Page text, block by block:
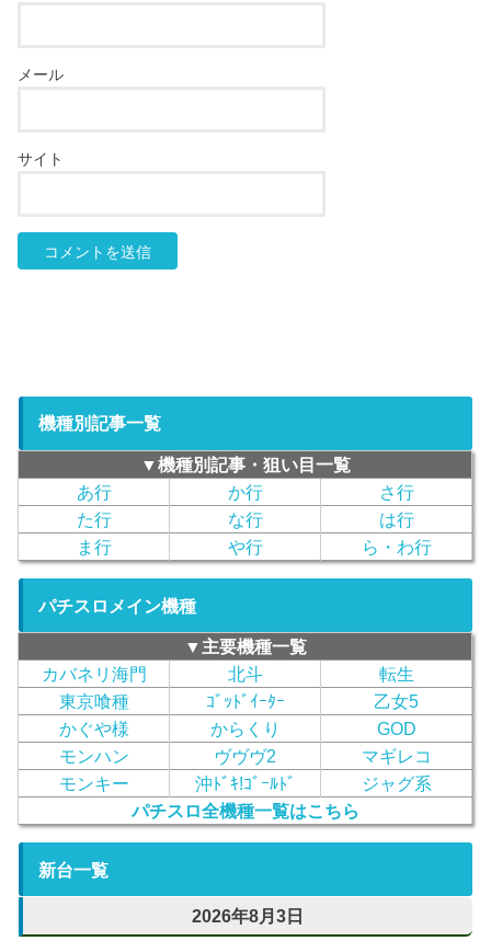
メール
サイト
機種別記事一覧
▼機種別記事・狙い目一覧
あ行
か行
さ行
た行
な行
は行
ま行
や行 ら・わ行
パチスロメイン機種
▼主要機種一覧
カバネリ海門
北斗
転生
東京喰種
ｺﾞｯﾄﾞｲｰﾀｰ
乙女5
かぐや様
からくり
GOD
モンハン
ヴヴヴ2
マギレコ
モンキー
沖ﾄﾞｷ!ｺﾞｰﾙﾄﾞ
ジャグ系
パチスロ全機種一覧はこちら
新台一覧
2026年8月3日